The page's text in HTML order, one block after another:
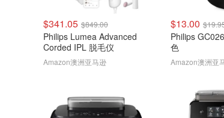
$341.05 $849.00
Philips Lumea Advanced
Corded IPL 脱毛仪
Amazon澳洲亚马逊
$13.00
Philips
色
Amazon澳洲亚